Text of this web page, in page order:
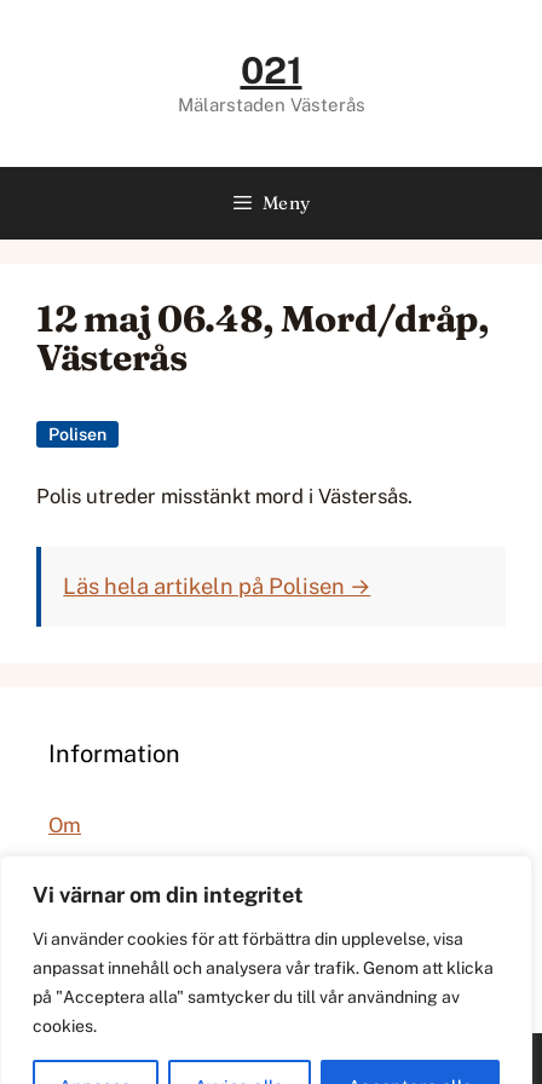
Vi värnar om din integritet
Vi använder cookies för att förbättra din upplevelse, visa
anpassat innehåll och analysera vår trafik. Genom att klicka
på "Acceptera alla" samtycker du till vår användning av
cookies.
021
Mälarstaden Västerås
Meny
12 maj 06.48, Mord/dråp,
Västerås
Polisen
Polis utreder misstänkt mord i Västersås.
Läs hela artikeln på Polisen →
Information
Om